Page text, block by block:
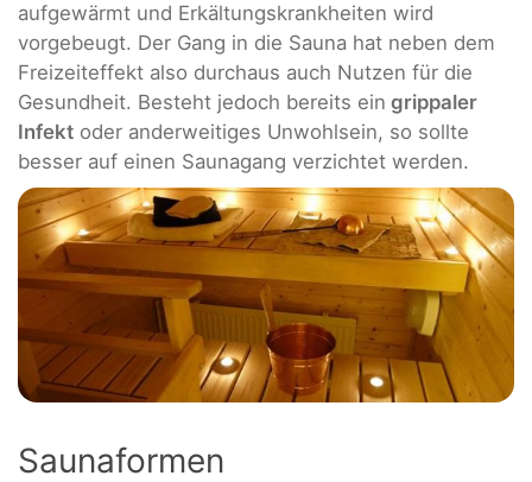
aufgewärmt und Erkältungskrankheiten wird
vorgebeugt. Der Gang in die Sauna hat neben dem
Freizeiteffekt also durchaus auch Nutzen für die
Gesundheit. Besteht jedoch bereits ein grippaler
Infekt oder anderweitiges Unwohlsein, so sollte
besser auf einen Saunagang verzichtet werden.
Saunaformen